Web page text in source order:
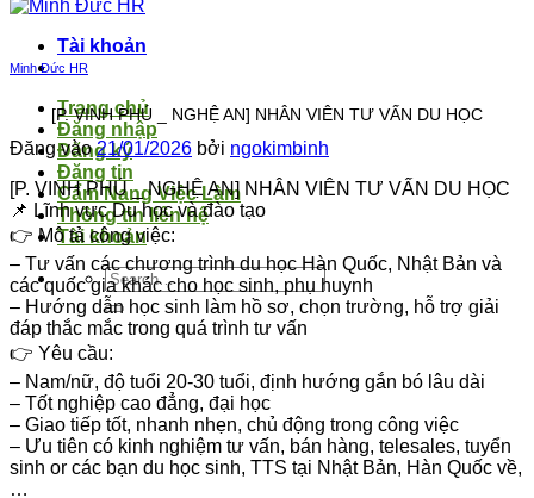
LỖI:KHÔNG TÌM THẤY
BIỂU MẪU LIÊN HỆ.
Tài khoản
Trang chủ
Đăng nhập
Đăng ký
Đăng tin
Cẩm Nang Việc Làm
Thông tin liên hệ
Tài khoản
Minh Đức HR
️[P. VINH PHÚ _ NGHỆ AN] NHÂN VIÊN TƯ VẤN DU HỌC
Đăng vào21/01/2026 bởi ngokimbinh
️[P. VINH PHÚ _ NGHỆ AN] NHÂN VIÊN TƯ VẤN DU HỌC
📌 Lĩnh vực Du học và đào tạo
👉 Mô tả công việc:
– Tư vấn các chương trình du học Hàn Quốc, Nhật Bản và
các quốc gia khác cho học sinh, phụ huynh
– Hướng dẫn học sinh làm hồ sơ, chọn trường, hỗ trợ giải
đáp thắc mắc trong quá trình tư vấn
👉 Yêu cầu:
– Nam/nữ, độ tuổi 20-30 tuổi, định hướng gắn bó lâu dài
– Tốt nghiệp cao đẳng, đại học
– Giao tiếp tốt, nhanh nhẹn, chủ động trong công việc
– Ưu tiên có kinh nghiệm tư vấn, bán hàng, telesales, tuyển
sinh or các bạn du học sinh, TTS tại Nhật Bản, Hàn Quốc về,
…